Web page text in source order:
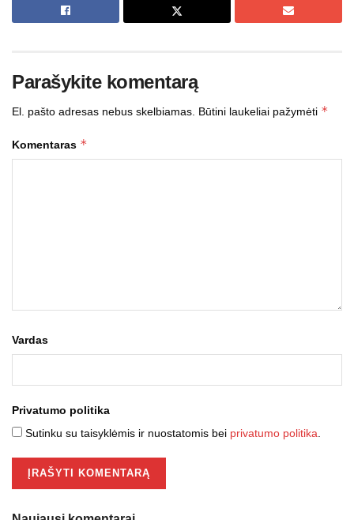
Parašykite komentarą
El. pašto adresas nebus skelbiamas. Būtini laukeliai pažymėti *
Komentaras *
Vardas
Privatumo politika
Sutinku su taisyklėmis ir nuostatomis bei privatumo politika